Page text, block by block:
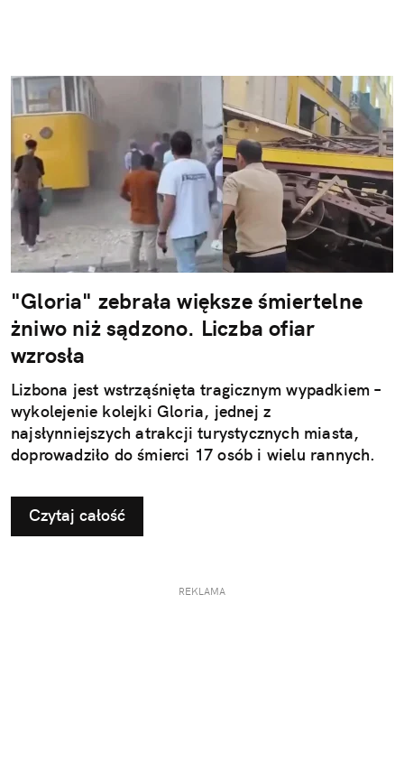
"Gloria" zebrała większe śmiertelne
żniwo niż sądzono. Liczba ofiar
wzrosła
Lizbona jest wstrząśnięta tragicznym wypadkiem –
wykolejenie kolejki Gloria, jednej z
najsłynniejszych atrakcji turystycznych miasta,
doprowadziło do śmierci 17 osób i wielu rannych.
Czytaj całość
REKLAMA